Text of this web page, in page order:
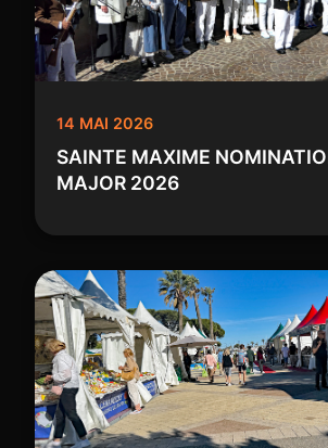
14 MAI 2026
SAINTE MAXIME
MAJOR 2026